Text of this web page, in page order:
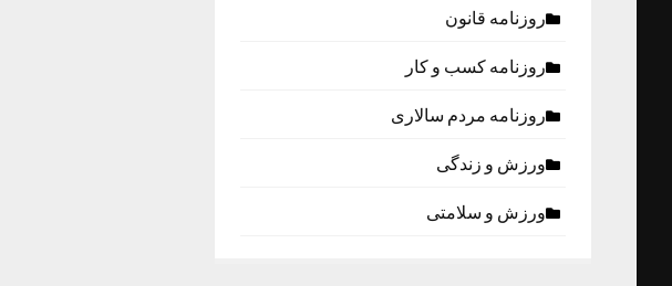
روزنامه قانون
روزنامه كسب و كار
روزنامه مردم سالاری
ورزش و زندگی
ورزش و سلامتی